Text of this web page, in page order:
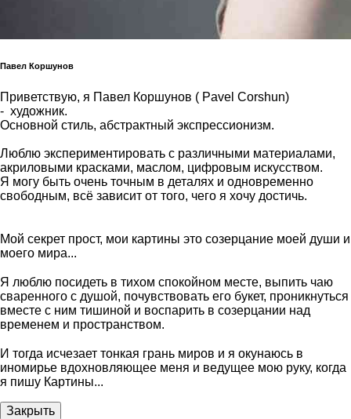
Павел Коршунов
Приветствую, я Павел Коршунов ( Pavel Corshun)
- художник.
Основной стиль, абстрактный экспрессионизм.
Люблю экспериментировать с различными материалами,
акриловыми красками, маслом, цифровым искусством.
Я могу быть очень точным в деталях и одновременно
свободным, всё зависит от того, чего я хочу достичь.
Мой секрет прост, мои картины это созерцание моей души и
моего мира...
Я люблю посидеть в тихом спокойном месте, выпить чаю
сваренного с душой, почувствовать его букет, проникнуться
вместе с ним тишиной и воспарить в созерцании над
временем и пространством.
И тогда исчезает тонкая грань миров и я окунаюсь в
иномирье вдохновляющее меня и ведущее мою руку, когда
я пишу Картины...
Закрыть